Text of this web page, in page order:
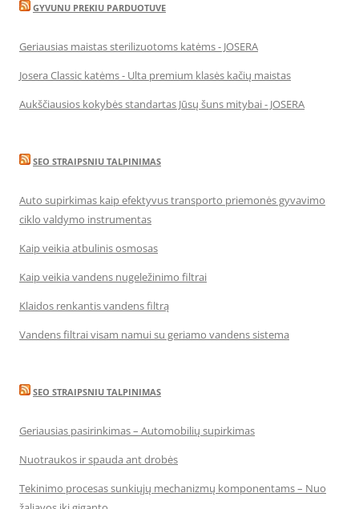
GYVUNU PREKIU PARDUOTUVE
Geriausias maistas sterilizuotoms katėms - JOSERA
Josera Classic katėms - Ulta premium klasės kačių maistas
Aukščiausios kokybės standartas Jūsų šuns mitybai - JOSERA
SEO STRAIPSNIU TALPINIMAS
Auto supirkimas kaip efektyvus transporto priemonės gyvavimo
ciklo valdymo instrumentas
Kaip veikia atbulinis osmosas
Kaip veikia vandens nugeležinimo filtrai
Klaidos renkantis vandens filtrą
Vandens filtrai visam namui su geriamo vandens sistema
SEO STRAIPSNIU TALPINIMAS
Geriausias pasirinkimas – Automobilių supirkimas
Nuotraukos ir spauda ant drobės
Tekinimo procesas sunkiųjų mechanizmų komponentams – Nuo